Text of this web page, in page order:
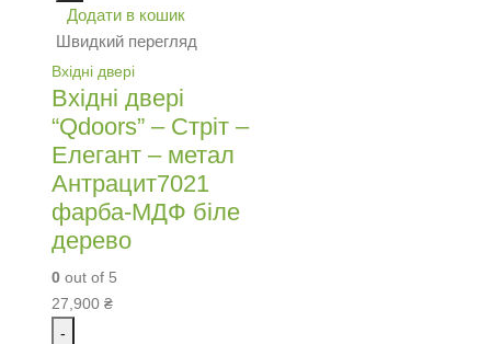
Додати в кошик
Швидкий перегляд
Вхідні двері
Вхідні двері
“Qdoors” – Стріт –
Елегант – метал
Антрацит7021
фарба-МДФ біле
дерево
0 out of 5
27,900 ₴
-